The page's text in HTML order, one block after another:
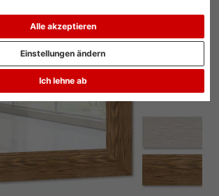
Alle akzeptieren
Ich lehne ab
Einstellungen ändern